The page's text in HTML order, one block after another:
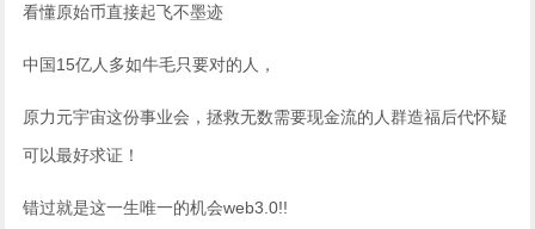
看懂原始币直接起飞不墨迹
中国15亿人多如牛毛只要对的人，
原力元宇宙这份事业会，拯救无数需要现金流的人群造福后代怀疑
可以最好求证！
错过就是这一生唯一的机会web3.0!!